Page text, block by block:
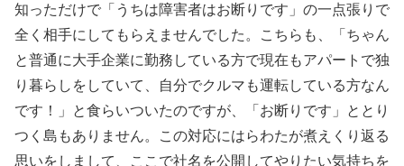
知っただけで「うちは障害者はお断りです」の一点張りで
全く相手にしてもらえませんでした。こちらも、「ちゃん
と普通に大手企業に勤務している方で現在もアパートで独
り暮らしをしていて、自分でクルマも運転している方なん
です！」と食らいついたのですが、「お断りです」ととり
つく島もありません。この対応にはらわたが煮えくり返る
思いをしまして、ここで社名を公開してやりたい気持ちを